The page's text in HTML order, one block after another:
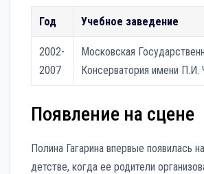
Год Учебное заведение
2002-
2007
Московская
Консерватория имени П.И.
Появление на сцене
Полина Гагарина впервые появилась
детстве, когда ее родители